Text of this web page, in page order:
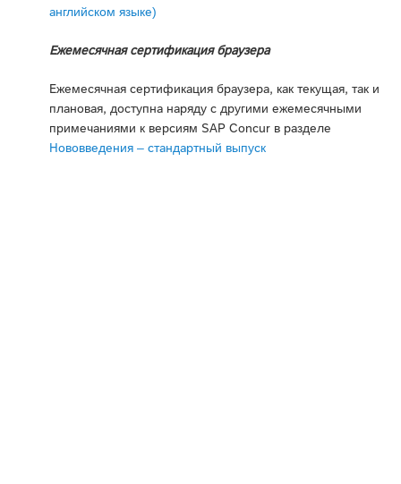
английском языке)
Ежемесячная сертификация браузера
Ежемесячная сертификация браузера, как текущая, так и
плановая, доступна наряду с другими ежемесячными
примечаниями к версиям SAP Concur в разделе
Нововведения – стандартный выпуск